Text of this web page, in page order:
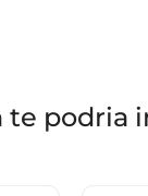
te podria